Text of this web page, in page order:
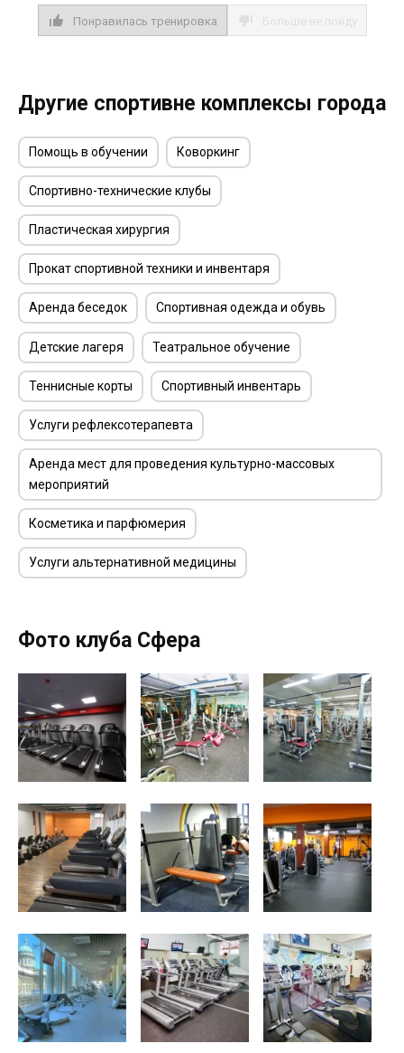
Понравилась тренировка
Другие спортивне комплексы города
Помощь в обучении Коворкинг
Спортивно-технические клубы
Пластическая хирургия
Прокат спортивной техники и инвентаря
Аренда беседок Спортивная одежда и обувь
Детские лагеря Театральное обучение
Теннисные корты Спортивный инвентарь
Услуги рефлексотерапевта
Аренда мест для проведения культурно-массовых
мероприятий
Косметика и парфюмерия
Услуги альтернативной медицины
Фото клуба Сфера